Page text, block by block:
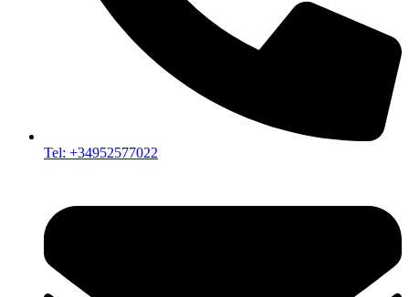
Tel: +34952577022